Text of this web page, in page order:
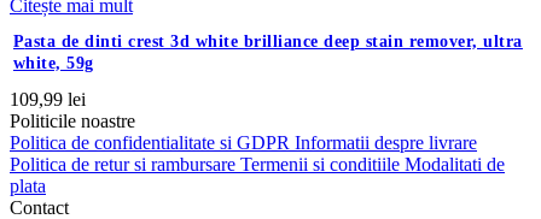
Citește mai mult
pasta de dinti crest 3d white brilliance deep stain remover, ultra
white, 59g
109,99 lei
Politicile noastre
Politica de confidentialitate si GDPR Informatii despre livrare
Politica de retur si rambursare Termenii si conditiile Modalitati de
plata
Contact